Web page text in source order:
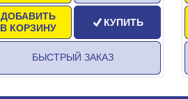
ДОБАВИТЬ
В КОРЗИНУ
КУПИТЬ
БЫСТРЫЙ ЗАКАЗ